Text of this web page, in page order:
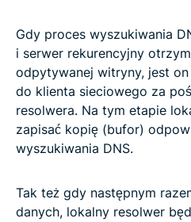
Gdy proces wyszukiwania
i serwer rekurencyjny
odpytywanej witryny, jest
do klienta sieciowego za
resolwera. Na tym etapie
zapisać kopię (bufor)
wyszukiwania DNS.
Tak też gdy następnym
danych, lokalny resolwer